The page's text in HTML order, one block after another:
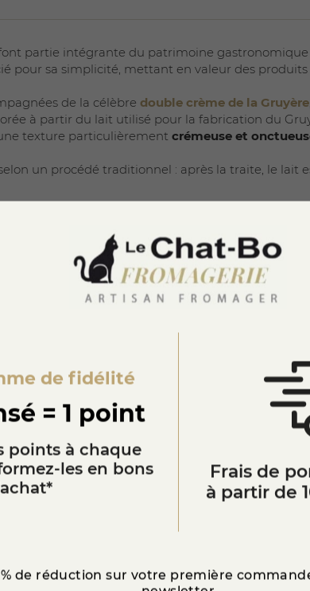
partie intégrante du patrimoine
pour sa simplicité, mettant en valeur des
de la célèbre double crème de la Gruyère
à partir du lait utilisé pour la fabrication du
texture particulièrement crémeuse et
un procédé traditionnel : après la traite, le lait
de cette spécialité.
et leur douceur, créent un contraste idéal avec
nappées de crème, ou accompagnées defruits
bien en fin de repas que lors d’un moment
en ligne ou en boutique
, les meringues de la
de la gastronomie fribourgeoise.
Vous aimerez aussi
de fidélité
= 1 point
points à chaque
les en bons
Frais de
à partir de
de réduction sur votre première